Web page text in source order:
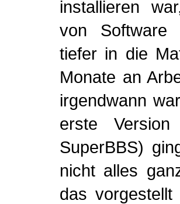
installieren
von Software
tiefer in die
Monate an
irgendwann
erste
SuperBBS)
nicht alles
das